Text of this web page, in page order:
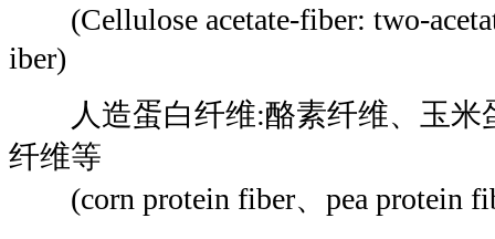
(Cellulose acetate-fiber: two-
iber)
人造蛋白纤维:酪素纤维、玉米
纤维等
(corn protein fiber、pea protein